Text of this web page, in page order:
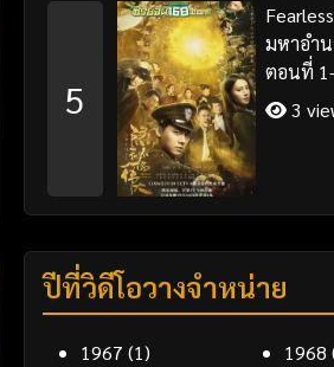
5
มหาอำ
ตอนที่
3
ปีที่วิดีโอวางจำหน่าย
1967 (1) 1968